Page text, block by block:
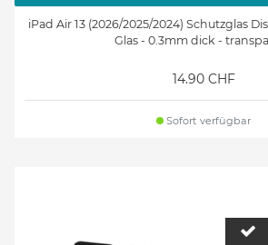
iPad Air 13 (2026/2025/2024) Schutzglas
Glas - 0.3mm dick -
14.90 CHF
Sofort verfügbar